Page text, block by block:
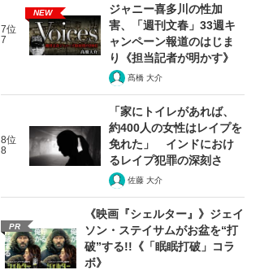
7位
7
NEW
ジャニー喜多川の性加
害、「週刊文春」33週キ
ャンペーン報道のはじま
り《担当記者が明かす》
髙橋 大介
8位
8
「家にトイレがあれば、
約400人の女性はレイプを
免れた」 インドにおけ
るレイプ犯罪の深刻さ
佐藤 大介
PR
《映画『シェルター』》ジェイ
ソン・ステイサムがお盆を“打
破”する!!《「眠眠打破」コラ
ボ》